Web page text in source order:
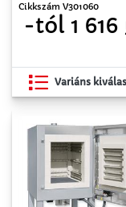
Cikkszám V301060
-tól 1 616
Variáns